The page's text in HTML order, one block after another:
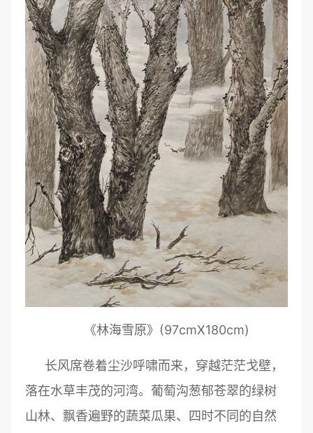
《林海雪原》(97cmX180cm)
长风席卷着尘沙呼啸而来，穿越茫茫戈壁，
落在水草丰茂的河湾。葡萄沟葱郁苍翠的绿树
山林、飘香遍野的蔬菜瓜果、四时不同的自然